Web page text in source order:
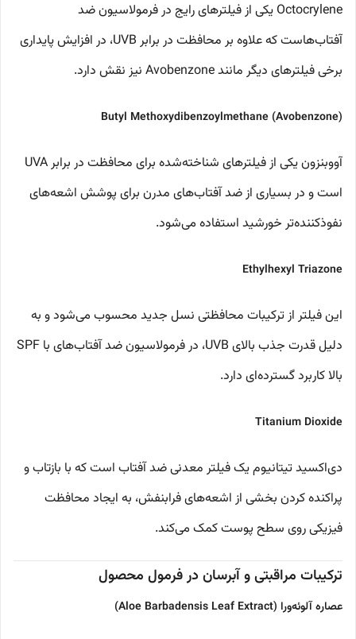
Octocrylene یکی از فیلترهای رایج در فرمولاسیون ضد
آفتاب‌هاست که علاوه بر محافظت در برابر UVB، در افزایش پایداری
برخی فیلترهای دیگر مانند Avobenzone نیز نقش دارد.
Butyl Methoxydibenzoylmethane (Avobenzone)
آووبنزون یکی از فیلترهای شناخته‌شده برای محافظت در برابر UVA
است و در بسیاری از ضد آفتاب‌های مدرن برای پوشش اشعه‌های
نفوذکننده‌تر خورشید استفاده می‌شود.
Ethylhexyl Triazone
این فیلتر از ترکیبات محافظتی نسل جدید محسوب می‌شود و به
دلیل قدرت جذب بالای UVB، در فرمولاسیون ضد آفتاب‌های با SPF
بالا کاربرد گسترده‌ای دارد.
Titanium Dioxide
دی‌اکسید تیتانیوم یک فیلتر معدنی ضد آفتاب است که با بازتاب و
پراکنده کردن بخشی از اشعه‌های فرابنفش، به ایجاد محافظت
فیزیکی روی سطح پوست کمک می‌کند.
ترکیبات مراقبتی و آبرسان در فرمول محصول
عصاره آلوئه‌ورا (Aloe Barbadensis Leaf Extract)